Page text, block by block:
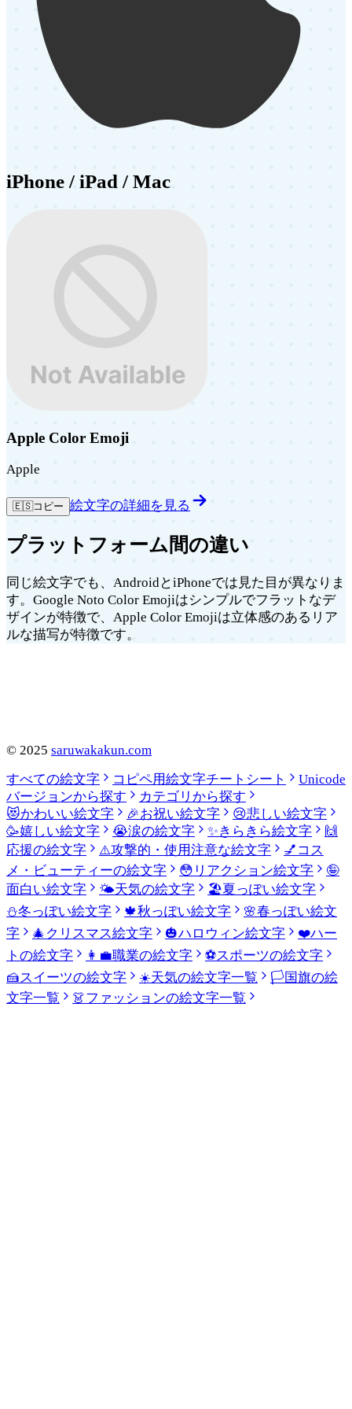
iPhone / iPad / Mac
Apple Color Emoji
Apple
🇪🇸コピー 絵文字の詳細を見る
プラットフォーム間の違い
同じ絵文字でも、AndroidとiPhoneでは見た目が異なりま
す。Google Noto Color Emojiはシンプルでフラットなデ
ザインが特徴で、Apple Color Emojiは立体感のあるリア
ルな描写が特徴です。
© 2025 saruwakakun.com
すべての絵文字
コピペ用絵文字チートシート
Unicode
バージョンから探す
カテゴリから探す
😻かわいい絵文字 🎉お祝い絵文字 😢悲しい絵文字
🥳嬉しい絵文字 😭涙の絵文字 ✨きらきら絵文字
🙌
応援の絵文字
⚠️攻撃的・使用注意な絵文字 💅 コス
メ・ビューティーの絵文字
😳 リアクション絵文字
🤪
面白い絵文字
🌤️天気の絵文字 🏖️夏っぽい絵文字
⛄冬っぽい絵文字 🍁秋っぽい絵文字 🌸春っぽい絵文
字
🎄 クリスマス絵文字 🎃ハロウィン絵文字 ❤️ハー
トの絵文字
👩‍💼職業の絵文字 ⚽スポーツの絵文字
🍰スイーツの絵文字 ☀️天気の絵文字一覧 🏳️国旗の絵
文字一覧
👗ファッションの絵文字一覧